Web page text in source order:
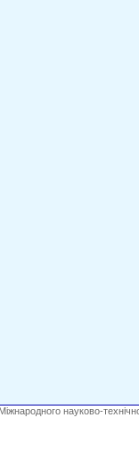
науково-